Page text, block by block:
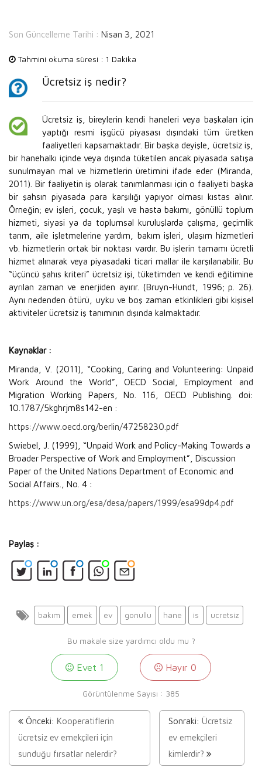
Son Güncelleme Tarihi : Nisan 3, 2021
Tahmini okuma süresi : 1 Dakika
Ücretsiz iş nedir?
Ücretsiz iş, bireylerin kendi haneleri veya başkaları için
yaptığı resmi işgücü piyasası dışındaki tüm üretken
faaliyetleri kapsamaktadır. Bir başka deyişle, ücretsiz iş,
bir hanehalkı içinde veya dışında tüketilen ancak piyasada satışa
sunulmayan mal ve hizmetlerin üretimini ifade eder (Miranda,
2011). Bir faaliyetin iş olarak tanımlanması için o faaliyeti başka
bir şahsın piyasada para karşılığı yapıyor olması kıstas alınır.
Örneğin; ev işleri, çocuk, yaşlı ve hasta bakımı, gönüllü toplum
hizmeti, siyasi ya da toplumsal kuruluşlarda çalışma, geçimlik
tarım, aile işletmelerine yardım, bakım işleri, ulaşım hizmetleri
vb. hizmetlerin ortak bir noktası vardır. Bu işlerin tamamı ücretli
hizmet alınarak veya piyasadaki ticari mallar ile karşılanabilir. Bu
“üçüncü şahıs kriteri” ücretsiz işi, tüketimden ve kendi eğitimine
ayrılan zaman ve enerjiden ayırır. (Bruyn-Hundt, 1996; p. 26).
Aynı nedenden ötürü, uyku ve boş zaman etkinlikleri gibi kişisel
aktiviteler ücretsiz iş tanımının dışında kalmaktadır.
Kaynaklar :
Miranda, V. (2011), “Cooking, Caring and Volunteering: Unpaid
Work Around the World”, OECD Social, Employment and
Migration Working Papers, No. 116, OECD Publishing. doi:
10.1787/5kghrjm8s142-en :
https://www.oecd.org/berlin/47258230.pdf
Swiebel, J. (1999), “Unpaid Work and Policy-Making Towards a
Broader Perspective of Work and Employment”, Discussion
Paper of the United Nations Department of Economic and
Social Affairs., No. 4 :
https://www.un.org/esa/desa/papers/1999/esa99dp4.pdf
Paylaş :
bakım emek ev gonullu hane is ucretsiz
Bu makale size yardımcı oldu mu ?
Evet 1 Hayır 0
Görüntülenme Sayısı : 385
Önceki: Kooperatiflerin
ücretsiz ev emekçileri için
sunduğu fırsatlar nelerdir?
Sonraki: Ücretsiz
ev emekçileri
kimlerdir?